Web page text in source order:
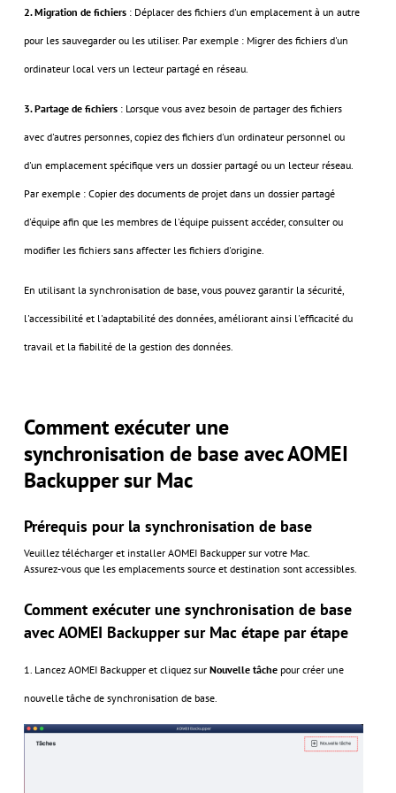
2. Migration de fichiers: Déplacer des fichiers d'un emplacement à un autre
pour les sauvegarder ou les utiliser. Par exemple : Migrer des fichiers d'un
ordinateur local vers un lecteur partagé en réseau.
3. Partage de fichiers: Lorsque vous avez besoin de partager des fichiers
avec d'autres personnes, copiez des fichiers d'un ordinateur personnel ou
d'un emplacement spécifique vers un dossier partagé ou un lecteur réseau.
Par exemple : Copier des documents de projet dans un dossier partagé
d'équipe afin que les membres de l'équipe puissent accéder, consulter ou
modifier les fichiers sans affecter les fichiers d'origine.
En utilisant la synchronisation de base, vous pouvez garantir la sécurité,
l'accessibilité et l'adaptabilité des données, améliorant ainsi l'efficacité du
travail et la fiabilité de la gestion des données.
Comment exécuter une
synchronisation de base avec AOMEI
Backupper sur Mac
Prérequis pour la synchronisation de base
Veuillez télécharger et installer AOMEI Backupper sur votre Mac.
Assurez-vous que les emplacements source et destination sont accessibles.
Comment exécuter une synchronisation de base
avec AOMEI Backupper sur Mac étape par étape
1. Lancez AOMEI Backupper et cliquez sur Nouvelle tâchepour créer une
nouvelle tâche de synchronisation de base.